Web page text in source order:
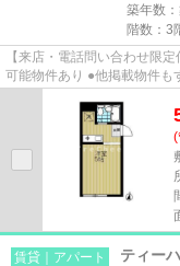
築年数
階数：3
【来店・電話問い合わせ限
可能物件あり ●他掲載物件も
(
賃貸｜アパート ティー